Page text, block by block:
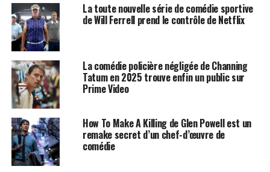
La toute nouvelle série de comédie sportive
de Will Ferrell prend le contrôle de Netflix
La comédie policière négligée de Channing
Tatum en 2025 trouve enfin un public sur
Prime Video
How To Make A Killing de Glen Powell est un
remake secret d’un chef-d’œuvre de
comédie